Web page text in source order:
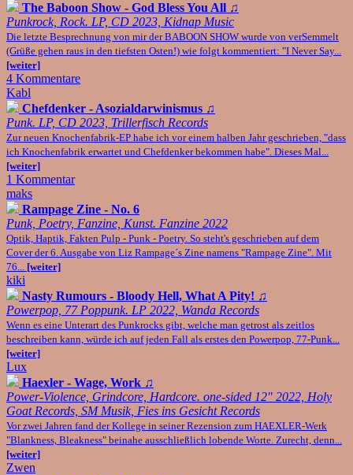
The Baboon Show - God Bless You All ♫
Punkrock, Rock. LP, CD 2023, Kidnap Music
Die letzte Besprechnung von mir der BABOON SHOW wurde von verSemmelt
(Grüße gehen raus in den tiefsten Osten!) wie folgt kommentiert: "I Never Say...
[weiter]
4 Kommentare
Kabl
Chefdenker - Asozialdarwinismus ♫
Punk. LP, CD 2023, Trillerfisch Records
Zur neuen Knochenfabrik-EP habe ich vor einem halben Jahr geschrieben, "dass
ich Knochenfabrik erwartet und Chefdenker bekommen habe". Dieses Mal...
[weiter]
1 Kommentar
maks
Rampage Zine - No. 6
Punk, Poetry, Fanzine, Kunst. Fanzine 2022
Optik, Haptik, Fakten Pulp - Punk - Poetry. So steht's geschrieben auf dem
Cover der 6. Ausgabe von Liz Rampage´s Zine namens "Rampage Zine". Mit
76... [weiter]
kiki
Nasty Rumours - Bloody Hell, What A Pity! ♫
Powerpop, 77 Poppunk. LP 2022, Wanda Records
Wenn es eine Unterart des Punkrocks gibt, welche man getrost als zeitlos
beschreiben kann, würde ich auf jeden Fall als erstes den Powerpop, 77-Punk...
[weiter]
Lux
Haexler - Wage, Work ♫
Power-Violence, Grindcore, Hardcore. one-sided 12" 2022, Holy
Goat Records, SM Musik, Fies ins Gesicht Records
Vor zwei Jahren fand der Kollege in seiner Rezension zum HAEXLER-Werk
"Blankness, Bleakness" beinahe ausschließlich lobende Worte. Zurecht, denn...
[weiter]
Zwen